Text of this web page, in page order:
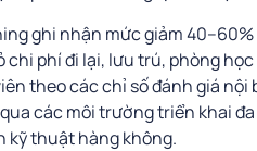
ghi nhận mức giảm
phí đi lại, lưu trú, phòng
theo các chỉ số đánh giá nội
các môi trường triển khai
kỹ thuật hàng không.